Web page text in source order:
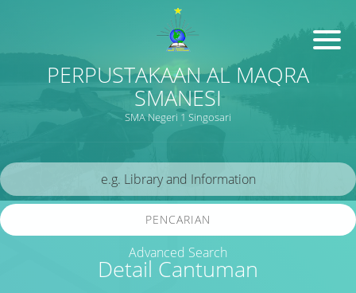
PERPUSTAKAAN AL MAQRA
SMANESI
SMA Negeri 1 Singosari
Detail Cantuman
PENCARIAN
Advanced Search